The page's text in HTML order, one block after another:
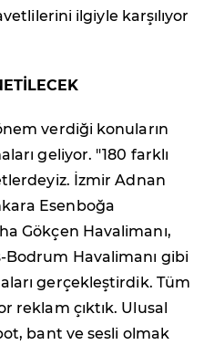
ilgiyle karşılıyor
verdiği konuların
geliyor. "180 farklı
İzmir Adnan
Esenboğa
Gökçen Havalimanı,
Bodrum Havalimanı gibi
gerçekleştirdik. Tüm
reklam çıktık. Ulusal
bant ve sesli olmak